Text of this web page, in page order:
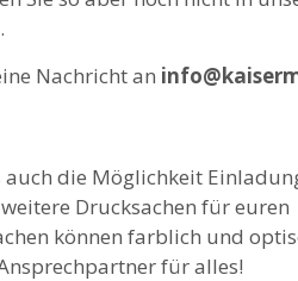
Nachricht an
die Möglichkeit
Drucksachen für euren
können farblich und
für alles!